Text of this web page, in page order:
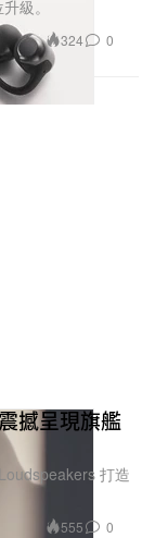
級。
324 0
撼呈現旗艦
打造
555 0